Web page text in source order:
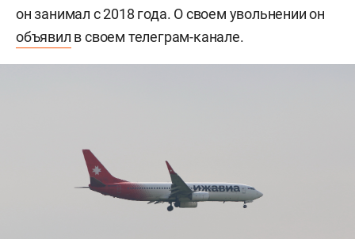
он занимал с 2018 года. О своем увольнении он
объявил в своем телеграм-канале.